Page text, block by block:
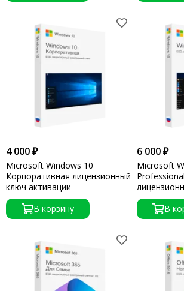
4 000 ₽
Microsoft Windows 10
Корпоративная лицензионный
ключ активации
В корзину
6 000 ₽
Microsoft
активации
В